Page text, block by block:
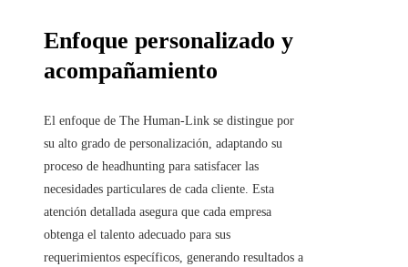
Enfoque personalizado y
acompañamiento
El enfoque de The Human-Link se distingue por
su alto grado de personalización, adaptando su
proceso de headhunting para satisfacer las
necesidades particulares de cada cliente. Esta
atención detallada asegura que cada empresa
obtenga el talento adecuado para sus
requerimientos específicos, generando resultados a